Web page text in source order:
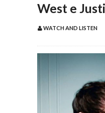
West e
WATCH AND LISTEN